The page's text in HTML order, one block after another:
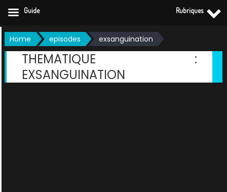
Skip
to
content
Home episodes exsanguination
THEMATIQUE :
EXSANGUINATION
Guide Rubriques